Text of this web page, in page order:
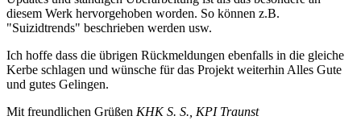
diesem Werk hervorgehoben worden. So können z.B.
"Suizidtrends" beschrieben werden usw.
Ich hoffe dass die übrigen Rückmeldungen ebenfalls in die gleiche
Kerbe schlagen und wünsche für das Projekt weiterhin Alles Gute
und gutes Gelingen.
Mit freundlichen Grüßen KHK S. S., KPI Traunst